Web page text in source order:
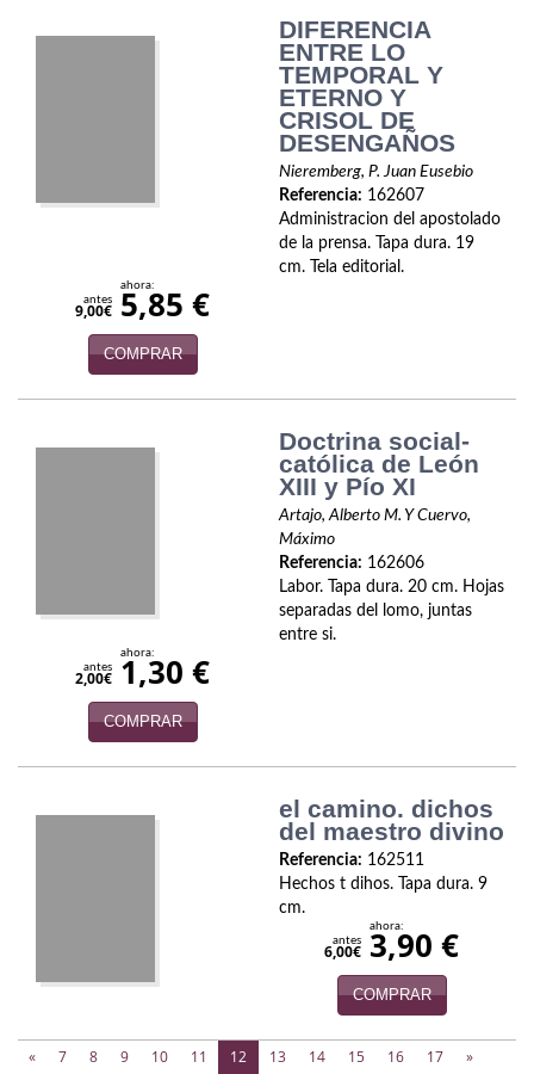
Viajes
DIFERENCIA
ENTRE LO
TEMPORAL Y
ETERNO Y
CRISOL DE
DESENGAÑOS
Nieremberg, P. Juan Eusebio
Referencia: 162607
Administracion del apostolado
de la prensa. Tapa dura. 19
cm. Tela editorial.
antes
9,00€
ahora:
5,85 €
COMPRAR
Doctrina social-
católica de León
XIII y Pío XI
Artajo, Alberto M. Y Cuervo,
Máximo
Referencia: 162606
Labor. Tapa dura. 20 cm. Hojas
separadas del lomo, juntas
entre si.
antes
2,00€
ahora:
1,30 €
COMPRAR
el camino. dichos
del maestro divino
Referencia: 162511
Hechos t dihos. Tapa dura. 9
cm.
antes
6,00€
ahora:
3,90 €
COMPRAR
« 7 8 9 10 11 12 (current)
13 14 15 16 17 »